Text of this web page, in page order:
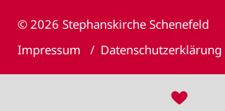
© 2026 Stephanskirche Schenefeld
Impressum
Datenschutzerklärung
♥